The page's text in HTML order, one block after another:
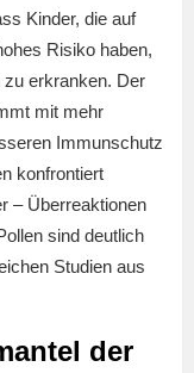
Kinder, die auf
Risiko haben,
zu erkranken. Der
mit mehr
Immunschutz
konfrontiert
– Überreaktionen
sind deutlich
Studien aus
der